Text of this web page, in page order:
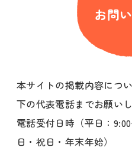
お問
本サイトの掲載内容につ
下の代表電話までお願いし
電話受付日時（平日：
日・祝日・年末年始）